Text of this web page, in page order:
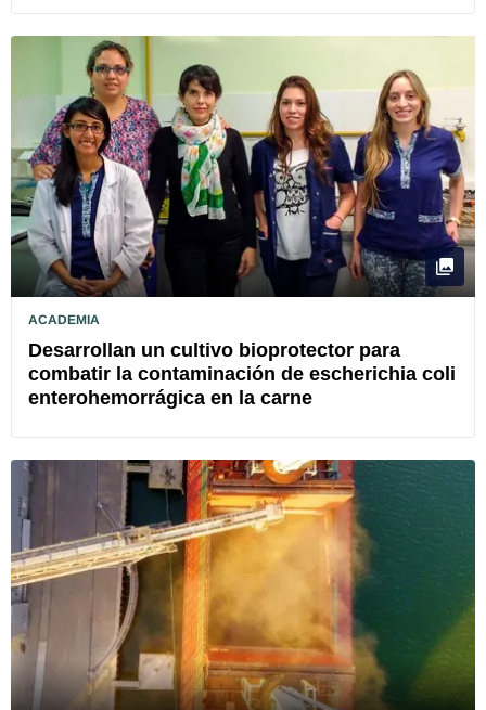
ACADEMIA
Desarrollan un cultivo bioprotector para
combatir la contaminación de escherichia coli
enterohemorrágica en la carne